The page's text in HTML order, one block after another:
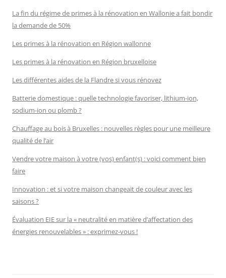
La fin du régime de primes à la rénovation en Wallonie a fait bondir
la demande de 50%
Les primes à la rénovation en Région wallonne
Les primes à la rénovation en Région bruxelloise
Les différentes aides de la Flandre si vous rénovez
Batterie domestique : quelle technologie favoriser, lithium-ion,
sodium-ion ou plomb ?
Chauffage au bois à Bruxelles : nouvelles règles pour une meilleure
qualité de l’air
Vendre votre maison à votre (vos) enfant(s) : voici comment bien
faire
Innovation : et si votre maison changeait de couleur avec les
saisons ?
Évaluation EIE sur la « neutralité en matière d’affectation des
énergies renouvelables » : exprimez-vous !